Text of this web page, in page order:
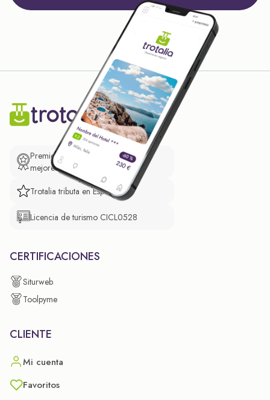
Premio de El Confidencial a las
mejores prácticas empresariales.
Trotalia tributa en España
Licencia de turismo CICL0528
CERTIFICACIONES
Siturweb
Toolpyme
CLIENTE
Mi cuenta
Favoritos